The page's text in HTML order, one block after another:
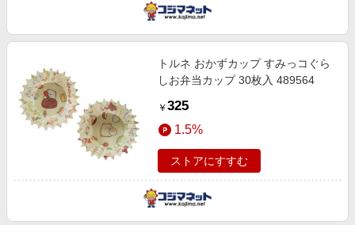
トルネ おかずカップ すみっコぐら
しお弁当カップ 30枚入 489564
￥ 325
1.5%
ストアにすすむ